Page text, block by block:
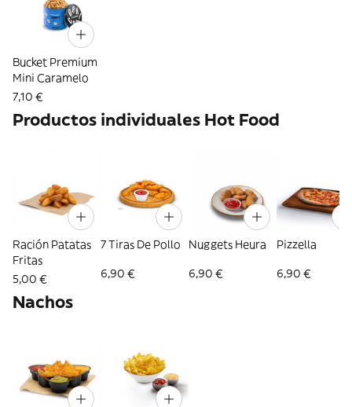
Bucket Premium
Mini Caramelo
7,10 €
Productos individuales Hot Food
Ración Patatas
Fritas
5,00 €
7 Tiras De Pollo
6,90 €
Nuggets Heura
6,90 €
Pizzella
6,90 €
Nachos